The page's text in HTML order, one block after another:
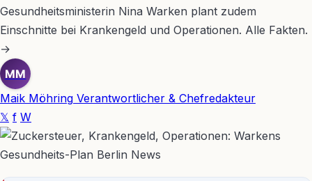
Gesundheitsministerin Nina Warken plant zudem
Einschnitte bei Krankengeld und Operationen. Alle Fakten.
→
MM
Maik Möhring Verantwortlicher & Chefredakteur
𝕏 f W